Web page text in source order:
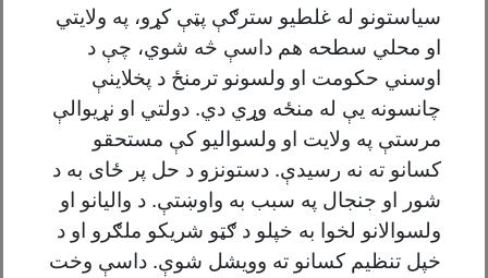
سیاستونو له غلطیو سترګې پټې کړو، په ولایتي
او محلي سطحه هم داسې څه شوي، چې د
اوسني حکومت او ولسونو ترمنځ د پخلاینې
چانسونه یې له منځه وړي دي. دولتي او نړيوالې
مرستې په ولایت او ولسواليو کې مستحقو
کسانو ته نه رسيدې. دستونزو د حل پر ځای به د
شور او جنجال په سبب به واوښتې. د والیانو او
ولسوالانو لخوا به خپلو د ګټو شریکو ملګرو او د
خپل تنظیم کسانو ته وویشل شوې. داسې وخت